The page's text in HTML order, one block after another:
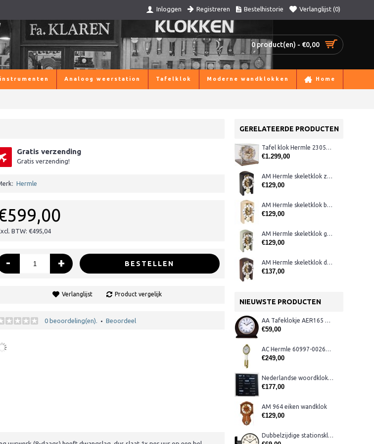
Inloggen Registreren Bestelhistorie Verlanglijst (0)
0 product(en) - €0,00
Analoog weerstation Tafelklok Moderne wandklokken Home
GERELATEERDE PRODUCTEN
Tafel klok Hermle 23052-03040 noten
€1.299,00
AM Hermle skeletklok zwart
€129,00
AM Hermle skeletklok blank hout
€129,00
AM Hermle skeletklok grijs
€129,00
AM Hermle skeletklok donker noten
€137,00
NIEUWSTE PRODUCTEN
AA Tafeklokje AER165 noten
€59,00
AC Hermle 60997-00261 wandklok
€249,00
Nederlandse woordklok zwart AMS 1265
€177,00
AM 964 eiken wandklok
€129,00
Dubbelzijdige stationsklok metaal 1879
Gratis verzending
Gratis verzending!
Hermle
BTW: €495,04
- + BESTELLEN
Verlanglijst Product vergelijk
0 beoordeling(en). • Beoordeel